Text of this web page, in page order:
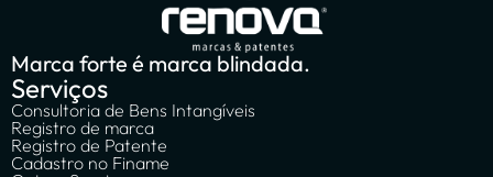
Marca forte é marca blindada.
Serviços
Consultoria de Bens Intangíveis
Registro de marca
Registro de Patente
Cadastro no Finame